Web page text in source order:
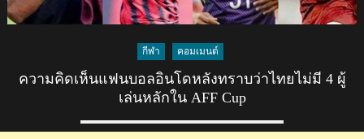
ด้วย
ตัว
กีฬา คอมเมนต์
ความคิดเห็นแฟนบอลอินโดหลังทราบว่าไทยไม่มี 4 ผู้
เล่นหลักใน AFF Cup